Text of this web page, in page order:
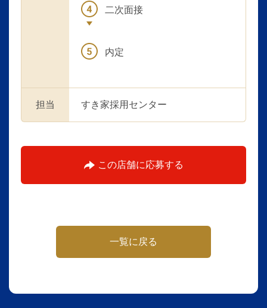
二次面接
内定
担当 すき家採用センター
この店舗に応募する
一覧に戻る